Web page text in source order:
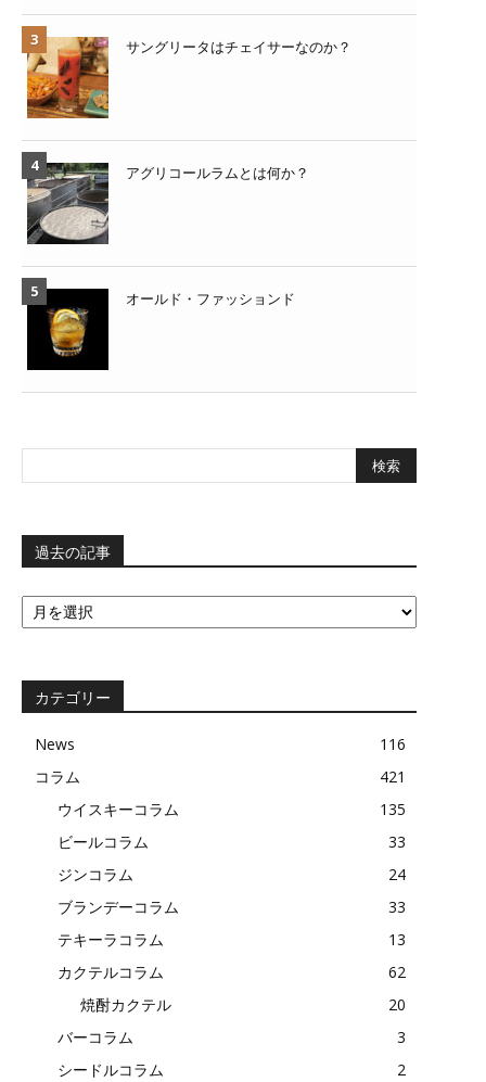
サングリータはチェイサーなのか？
アグリコールラムとは何か？
オールド・ファッションド
過去の記事
過
去
事
カテゴリー
News
116
コラム
421
ウイスキーコラム
135
ビールコラム
33
ジンコラム
24
ブランデーコラム
33
テキーラコラム
13
カクテルコラム
62
焼酎カクテル
20
バーコラム
3
シードルコラム
2